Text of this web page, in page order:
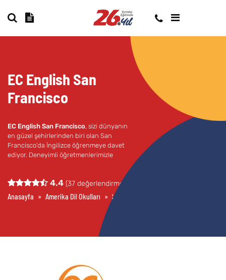
EC English San
Francisco
EC English San Francisco, sizi dünyanın
en güzel şehirlerinden biri olan San
Francisco’da İngilizce öğrenmeye davet
ediyor. Deneyimli öğretmenlerimizle
tanıyacak ve unutulmaz anılar
biriktireceksiniz.
4.4 (37 değerlendirme)
Anasayfa » Amerika Dil Okulları » San Francisco Dil Okulları